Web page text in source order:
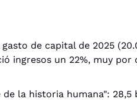
gasto de capital de 2025
ingresos un 22%, muy por
la historia humana": 28,5